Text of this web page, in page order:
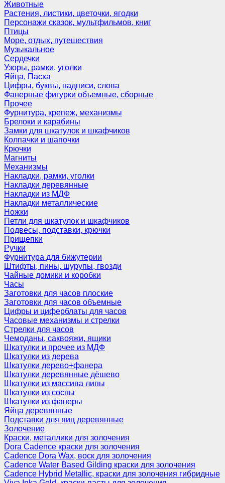
Животные
Растения, листики, цветочки, ягодки
Персонажи сказок, мультфильмов, книг
Птицы
Море, отдых, путешествия
Музыкальное
Сердечки
Узоры, рамки, уголки
Яйца, Пасха
Цифры, буквы, надписи, слова
Фанерные фигурки объемные, сборные
Прочее
Фурнитура, крепеж, механизмы
Брелоки и карабины
Замки для шкатулок и шкафчиков
Колпачки и шапочки
Крючки
Магниты
Механизмы
Накладки, рамки, уголки
Накладки деревянные
Накладки из МДФ
Накладки металлические
Ножки
Петли для шкатулок и шкафчиков
Подвесы, подставки, крючки
Прищепки
Ручки
Фурнитура для бижутерии
Штифты, пины, шурупы, гвозди
Чайные домики и коробки
Часы
Заготовки для часов плоские
Заготовки для часов объемные
Цифры и циферблаты для часов
Часовые механизмы и стрелки
Стрелки для часов
Чемоданы, саквояжи, ящики
Шкатулки и прочее из МДФ
Шкатулки из дерева
Шкатулки дерево+фанера
Шкатулки деревянные дёшево
Шкатулки из массива липы
Шкатулки из сосны
Шкатулки из фанеры
Яйца деревянные
Подставки для яиц деревянные
Золочение
Краски, металлики для золочения
Dora Cadence краски для золочения
Cadence Dora Wax, воск для золочения
Cadence Water Based Gilding краски для золочения
Cadence Hybrid Metallic, краски для золочения гибридные